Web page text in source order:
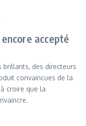
accepté
brillants, des directeurs
convaincues de la
croire que la